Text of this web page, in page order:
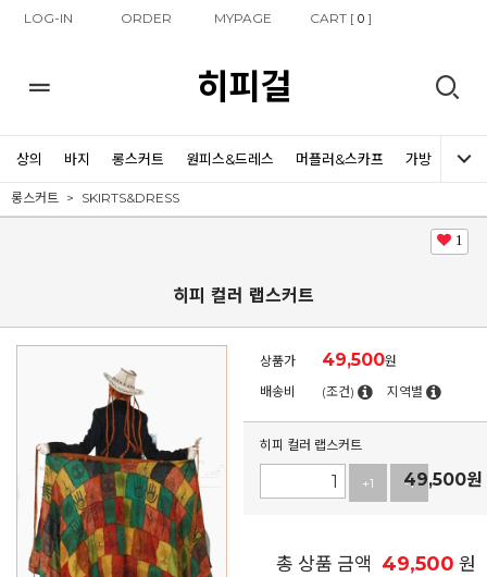
LOG-IN ORDER MYPAGE CART [0 ]
히피걸
상의 바지 롱스커트 원피스&드레스 머플러&스카프 가방 신발
롱스커트 SKIRTS&DRESS
1
히피 컬러 랩스커트
상품가 49,500원
배송비
(조건) 지역별
히피 컬러 랩스커트
+1 -1
49,500원
총 상품 금액 49,500 원